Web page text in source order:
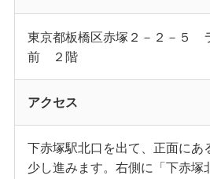
東京都板橋区赤塚２－２－５
前 ２階
アクセス
下赤塚駅北口を出て、正面にあ
少し進みます。右側に「下赤塚